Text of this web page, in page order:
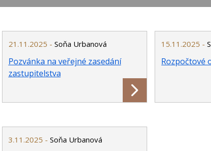
Pozvánka na veřejné zasedání
zastupitelstva
21.11.2025 - Soňa Urbanová
Rozpočtové
15.11.2025 -
3.11.2025 - Soňa Urbanová